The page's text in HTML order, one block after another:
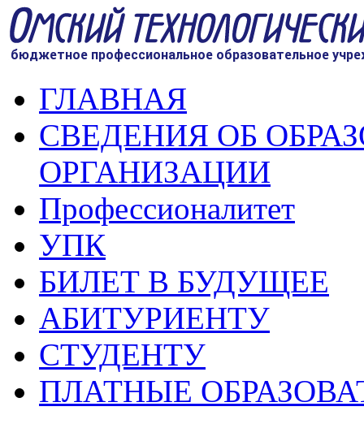
ГЛАВНАЯ
СВЕДЕНИЯ ОБ
ОРГАНИЗАЦИИ
Профессионалитет
УПК
БИЛЕТ В БУДУЩЕЕ
АБИТУРИЕНТУ
СТУДЕНТУ
ПЛАТНЫЕ